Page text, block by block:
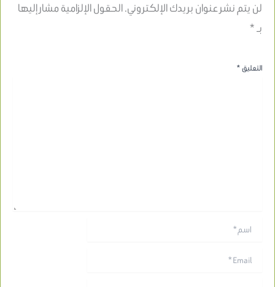
لن يتم نشر عنوان بريدك الإلكتروني.الحقول الإلزامية مشار إليها
بـ*
التعليق*